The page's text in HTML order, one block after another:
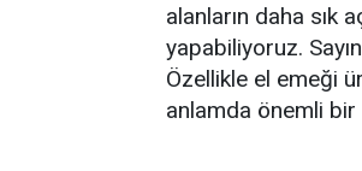
alanların daha sık
yapabiliyoruz.
Özellikle el emeği
anlamda önemli bir